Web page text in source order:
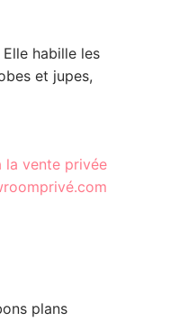
Elle habille les
et jupes,
la vente privée
plans